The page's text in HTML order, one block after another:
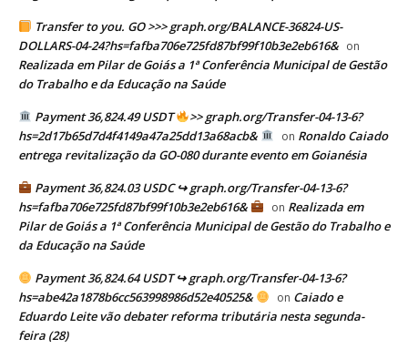
Transfer to you. GO >>> graph.org/BALANCE-36824-US-
DOLLARS-04-24?hs=fafba706e725fd87bf99f10b3e2eb616& on
Realizada em Pilar de Goiás a 1ª Conferência Municipal de Gestão
do Trabalho e da Educação na Saúde
Payment 36,824.49 USDT
>> graph.org/Transfer-04-13-6?
hs=2d17b65d7d4f4149a47a25dd13a68acb&
on Ronaldo Caiado
entrega revitalização da GO-080 durante evento em Goianésia
Payment 36,824.03 USDC ↪ graph.org/Transfer-04-13-6?
hs=fafba706e725fd87bf99f10b3e2eb616&
on Realizada em
Pilar de Goiás a 1ª Conferência Municipal de Gestão do Trabalho e
da Educação na Saúde
Payment 36,824.64 USDT ↪ graph.org/Transfer-04-13-6?
hs=abe42a1878b6cc563998986d52e40525&
on Caiado e
Eduardo Leite vão debater reforma tributária nesta segunda-
feira (28)